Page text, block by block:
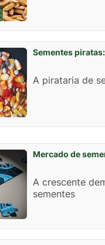
Sementes
A pirataria de
Mercado de
A crescente
sementes